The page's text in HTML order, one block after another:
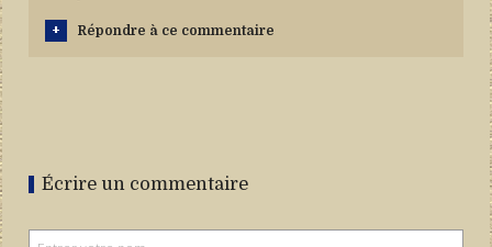
Répondre à ce commentaire
Écrire un commentaire